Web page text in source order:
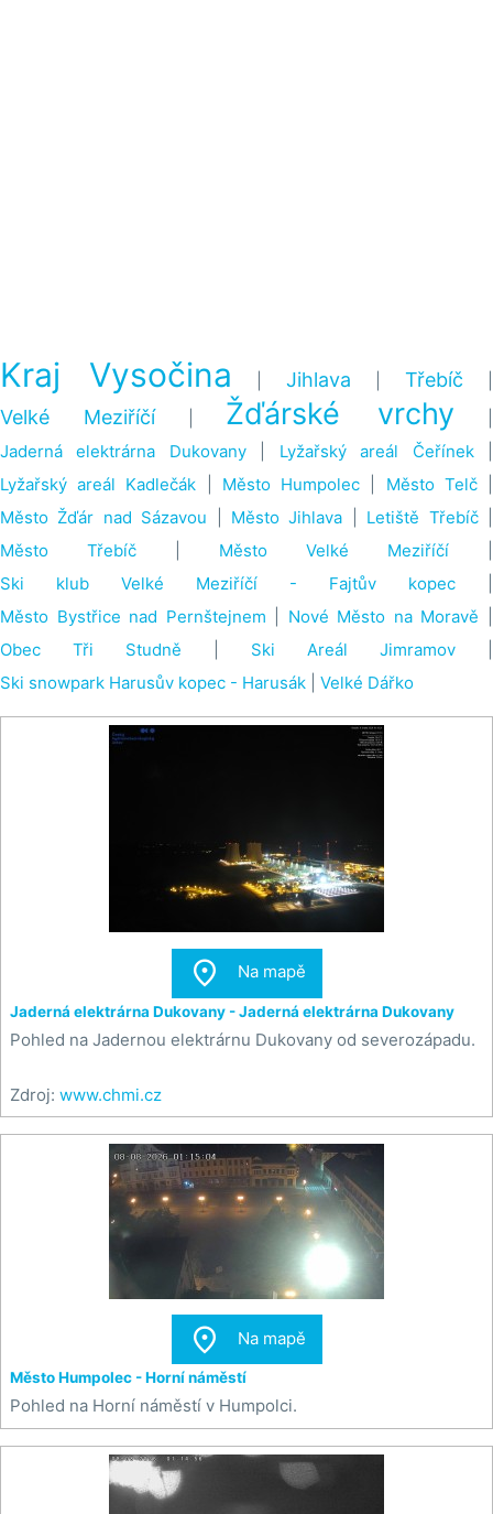
Kraj Vysočina Jihlava Třebíč
Velké Meziříčí| Žďárské vrchy
Jaderná elektrárna Dukovany| Lyžařský areál Čeřínek|
Lyžařský areál Kadlečák
Město Humpolec Město Telč|
Město Žďár nad Sázavou
Město Jihlava Letiště Třebíč|
Město Třebíč
Město Velké Meziříčí
Ski klub Velké Meziříčí - Fajtův kopec
Město Bystřice nad Pernštejnem
Nové Město na Moravě
Obec Tři Studně
Ski Areál Jimramov
Ski snowpark Harusův kopec - Harusák
Velké Dářko
 Na mapě
Jaderná elektrárna Dukovany - Jaderná elektrárna Dukovany
Pohled na Jadernou elektrárnu Dukovany od severozápadu.
Zdroj: www.chmi.cz
 Na mapě
Město Humpolec - Horní náměstí
Pohled na Horní náměstí v Humpolci.